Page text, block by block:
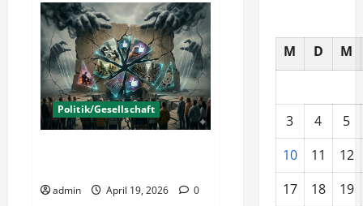
–
Wenn
die
Sprache
zur
Falle
wird
Politik/Gesellschaft
admin April 19, 2026 0
M D M
3 4
5
10
11
12
17
18
19